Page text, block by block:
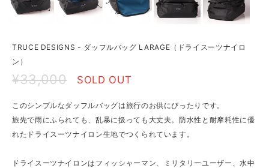
TRUCE DESIGNS - ダッフルバッグ LARAGE（ドライスーツナイロ
ン）
¥33,000 SOLD OUT
このシンプルなダッフルバッグは旅行のお供にぴったりです。
旅先で雨にふられても、乱暴に扱っても大丈夫。防水性と耐摩耗性に優
れたドライスーツナイロン生地でつくられています。
ドライスーツナイロンはフィッシャーマン、ミリタリーユーザー、水中